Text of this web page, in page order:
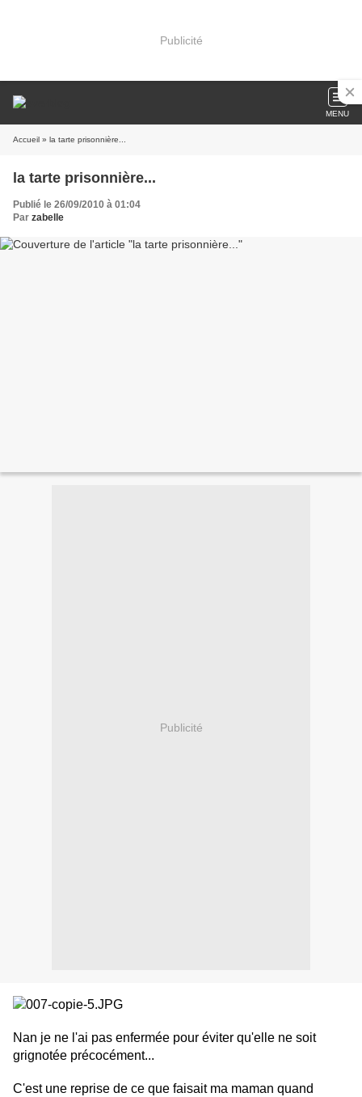
Publicité
MENU
Accueil » la tarte prisonnière...
la tarte prisonnière...
Publié le 26/09/2010 à 01:04
Par zabelle
Publicité
Nan je ne l'ai pas enfermée pour éviter qu'elle ne soit
grignotée précocément...
C'est une reprise de ce que faisait ma maman quand